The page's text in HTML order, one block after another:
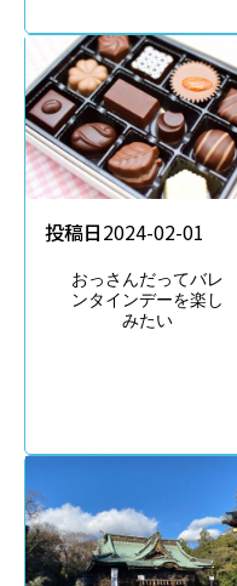
投稿日2024-02-01
おっさんだってバレ
ンタインデーを楽し
みたい